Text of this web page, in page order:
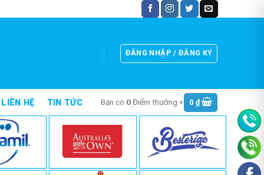
ĐĂNG NHẬP / ĐĂNG KÝ
LIÊN HỆ TIN TỨC Bạn có 0Điểm thưởng + 0 ₫